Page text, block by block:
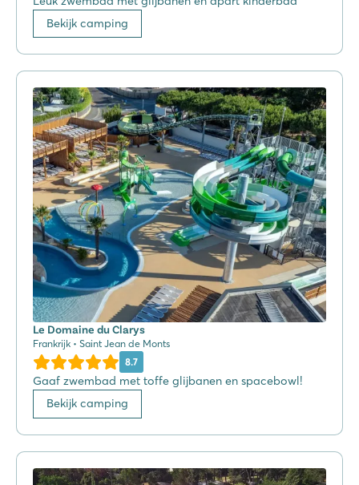
Bekijk camping
Le Domaine du Clarys
Frankrijk • Saint Jean de Monts
8.7
Gaaf zwembad met toffe glijbanen en spacebowl!
Bekijk camping